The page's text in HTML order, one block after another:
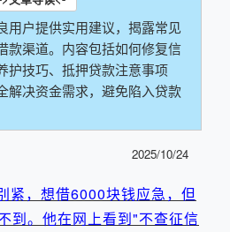
用户提供实用建议，揭露常见
款渠道。内容包括如何修复信
护技巧、抵押贷款注意事项
解决资金需求，避免陷入贷款
2025/10/24
紧，想借6000块钱应急，但
到。他在网上看到"不查征信